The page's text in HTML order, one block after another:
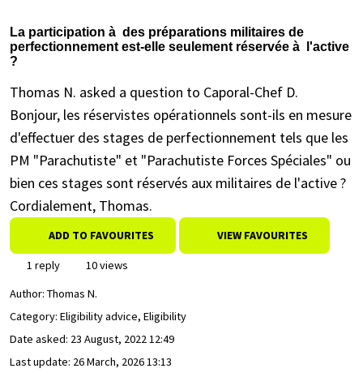
La participation à des préparations militaires de
perfectionnement est-elle seulement réservée à l'active
?
Thomas N. asked a question to Caporal-Chef D.
Bonjour, les réservistes opérationnels sont-ils en mesure
d'effectuer des stages de perfectionnement tels que les
PM "Parachutiste" et "Parachutiste Forces Spéciales" ou
bien ces stages sont réservés aux militaires de l'active ?
Cordialement, Thomas.
ADD TO FAVOURITES VIEW FAVOURITES
1 reply
10 views
Author: Thomas N.
Category: Eligibility advice, Eligibility
Date asked: 23 August, 2022 12:49
Last update: 26 March, 2026 13:13